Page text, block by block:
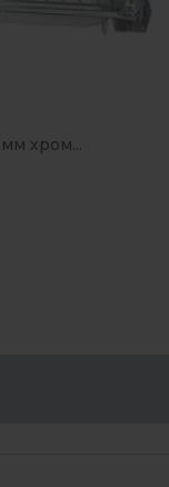
хром...